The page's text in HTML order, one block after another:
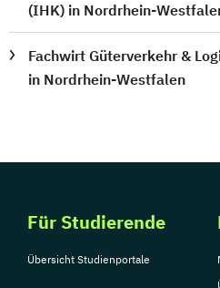
(IHK) in Nordrhein-
Fachwirt Güterverkehr &
in Nordrhein-Westfalen
Für Studierende
Übersicht Studienportale